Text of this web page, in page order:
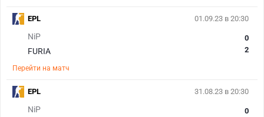
01.09.23 в 20:30
NiP
FURIA
0
2
Перейти на матч
EPL
31.08.23 в 20:30
NiP
0
EPL